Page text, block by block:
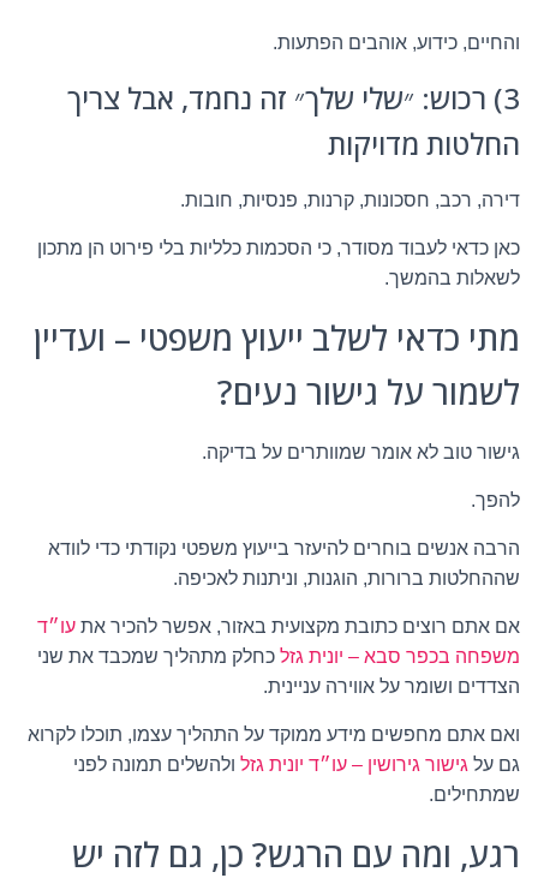
והחיים, כידוע, אוהבים הפתעות.
3) רכוש: ״שלי שלך״ זה נחמד, אבל צריך
החלטות מדויקות
דירה, רכב, חסכונות, קרנות, פנסיות, חובות.
כאן כדאי לעבוד מסודר, כי הסכמות כלליות בלי פירוט הן מתכון
לשאלות בהמשך.
מתי כדאי לשלב ייעוץ משפטי – ועדיין
לשמור על גישור נעים?
גישור טוב לא אומר שמוותרים על בדיקה.
להפך.
הרבה אנשים בוחרים להיעזר בייעוץ משפטי נקודתי כדי לוודא
שההחלטות ברורות, הוגנות, וניתנות לאכיפה.
אם אתם רוצים כתובת מקצועית באזור, אפשר להכיר את עו״ד
משפחה בכפר סבא – יונית גזל כחלק מתהליך שמכבד את שני
הצדדים ושומר על אווירה עניינית.
ואם אתם מחפשים מידע ממוקד על התהליך עצמו, תוכלו לקרוא
גם על גישור גירושין – עו״ד יונית גזל ולהשלים תמונה לפני
שמתחילים.
רגע, ומה עם הרגש? כן, גם לזה יש